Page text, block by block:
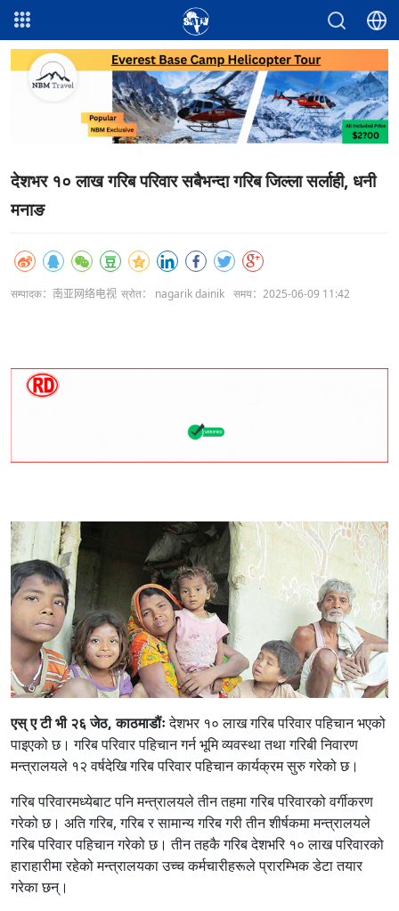
देशभर १० लाख गरिब परिवार सबैभन्दा गरिब जिल्ला सर्लाही, धनी
मनाङ
सम्पादक：南亚网络电视 स्रोत： nagarik dainik समय：2025-06-09 11:42
एस् ए टी भी २६ जेठ, काठमाडौंःदेशभर १० लाख गरिब परिवार पहिचान भएको
पाइएको छ। गरिब परिवार पहिचान गर्न भूमि व्यवस्था तथा गरिबी निवारण
मन्त्रालयले १२ वर्षदेखि गरिब परिवार पहिचान कार्यक्रम सुरु गरेको छ।
गरिब परिवारमध्येबाट पनि मन्त्रालयले तीन तहमा गरिब परिवारको वर्गीकरण
गरेको छ। अति गरिब, गरिब र सामान्य गरिब गरी तीन शीर्षकमा मन्त्रालयले
गरिब परिवार पहिचान गरेको छ। तीन तहकै गरिब देशभरि १० लाख परिवारको
हाराहारीमा रहेको मन्त्रालयका उच्च कर्मचारीहरूले प्रारम्भिक डेटा तयार
गरेका छन्।